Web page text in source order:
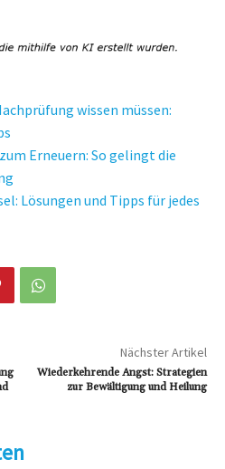
wissen müssen:
Erneuern: So gelingt die
Lösungen und Tipps für jedes
Nächster Artikel
Wiederkehrende Angst: Strategien
zur Bewältigung und Heilung